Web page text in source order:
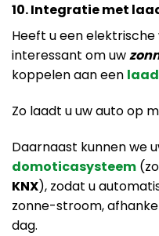
10. Integratie met
Heeft u een elektrische
interessant om uw
koppelen aan een
Zo laadt u uw auto op
Daarnaast kunnen we
domoticasysteem
KNX), zodat u
zonne-stroom,
dag.